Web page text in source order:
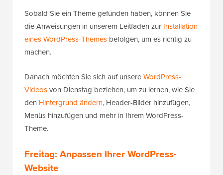
Sobald Sie ein Theme gefunden haben, können Sie
die Anweisungen in unserem Leitfaden zur Installation
eines WordPress-Themes befolgen, um es richtig zu
machen.
Danach möchten Sie sich auf unsereWordPress-
Videosvon Dienstag beziehen, um zu lernen, wie Sie
den Hintergrund ändern, Header-Bilder hinzufügen,
Menüs hinzufügen und mehr in Ihrem WordPress-
Theme.
Freitag: Anpassen Ihrer WordPress-
Website